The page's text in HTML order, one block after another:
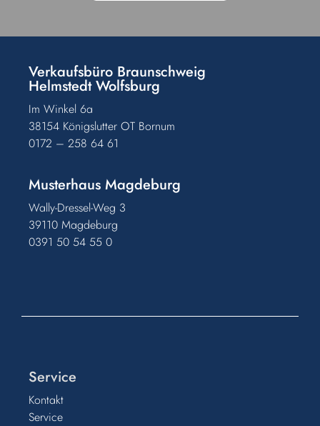
Verkaufsbüro Braunschweig
Helmstedt Wolfsburg
Im Winkel 6a
38154 Königslutter OT Bornum
0172 – 258 64 61
Musterhaus Magdeburg
Wally-Dressel-Weg 3
39110 Magdeburg
0391 50 54 55 0
Service
Kontakt
Service